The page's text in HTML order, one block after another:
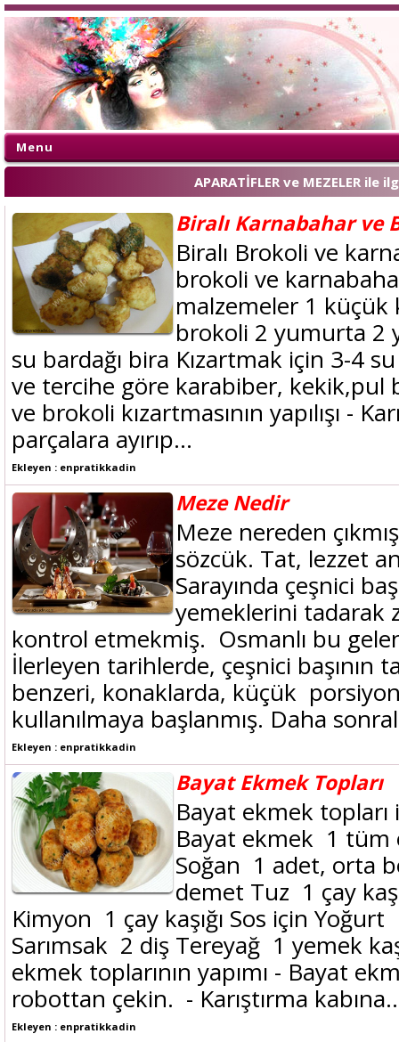
Menu
APARATİFLER ve MEZELER ile
Biralı Karnabahar ve
Biralı Brokoli ve
brokoli ve
malzemeler 1
brokoli 2 yumurta 2
su bardağı bira Kızartmak için 3-4
ve tercihe göre karabiber, kekik,pul
ve brokoli kızartmasının yapılışı -
parçalara ayırıp...
Ekleyen : enpratikkadin
Meze Nedir
Meze nereden
sözcük. Tat, lezzet
Sarayında çeşnici
yemeklerini tadarak
kontrol etmekmiş. Osmanlı bu
İlerleyen tarihlerde, çeşnici başının
benzeri, konaklarda, küçük
kullanılmaya başlanmış. Daha
Ekleyen : enpratikkadin
Bayat Ekmek Topları
Bayat ekmek
Bayat ekmek 1
Soğan 1 adet, orta
demet Tuz 1 çay
Kimyon 1 çay kaşığı Sos için Yoğurt
Sarımsak 2 diş Tereyağ 1 yemek
ekmek toplarının yapımı - Bayat
robottan çekin. - Karıştırma
Ekleyen : enpratikkadin